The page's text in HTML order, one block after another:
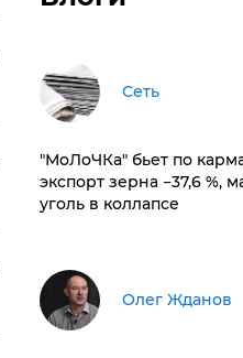
Сеть
​"МоЛоЧКа" бьет по
экспорт зерна −37,6 %,
уголь в коллапсе
Олег Жданов